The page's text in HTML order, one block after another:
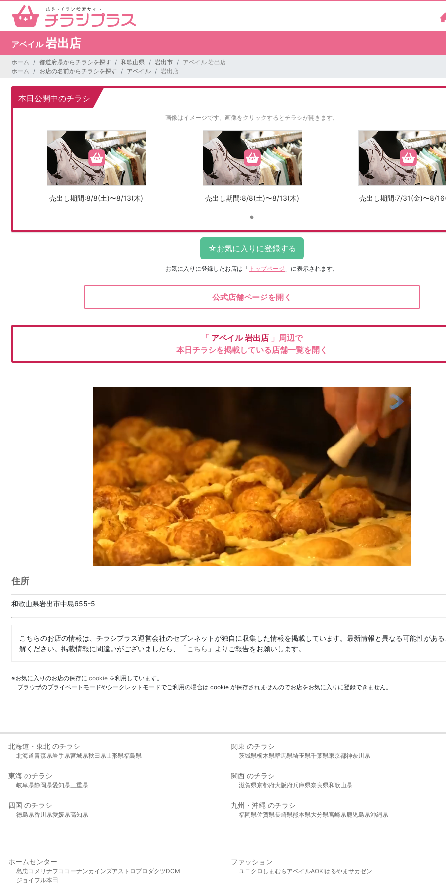
アベイル岩出店
ホーム 都道府県からチラシを探す 和歌山県 岩出市
アベイル 岩出店
ホーム
お店の名前からチラシを探す アベイル 岩出店
本日公開中のチラシ
画像はイメージです。 画像をクリックするとチラシが開きます。
売出し期間:8/8(土)〜8/13(木) 売出し期間:8/8(土)〜8/13(木) 売出し期間:7/31(金)〜8/
お気に入りに登録したお店は 「 トップページ 」に表示されます。
公式店舗ページを開く
「 アベイル岩出店 」周辺で
本日チラシを掲載している店舗一覧を開く
住所
和歌山県岩出市中島655-5
こちらのお店の情報は、チラシプラス運営会社のセブンネットが独自に収集した情報を掲載しています。最新情報と異なる可能性があ
解ください。掲載情報に間違いがございましたら、「こちら 」よりご報告をお願いします。
※お気に入りのお店の保存に cookie を利用しています。
ブラウザのプライベートモードやシークレットモードでご利用の場合は cookie が保存されませんのでお店をお気に入りに登録できません。
北海道・東北 のチラシ
北海道青森県岩手県宮城県秋田県山形県福島県
関東 のチラシ
茨城県栃木県群馬県埼玉県千葉県東京都神奈川県
東海 のチラシ
岐阜県静岡県愛知県三重県
関西 のチラシ
滋賀県京都府大阪府兵庫県奈良県和歌山県
四国 のチラシ
徳島県香川県愛媛県高知県
九州・沖縄 のチラシ
福岡県佐賀県長崎県熊本県大分県宮崎県鹿児島県沖縄県
ホームセンター
島忠 コメリ ナフコ コーナンカインズアストロプロダクツDCM
ジョイフル本田
ファッション
ユニクロ しまむら アベイルAOKIはるやま サカゼン